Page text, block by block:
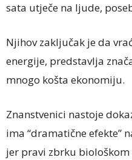
sata utječe na ljude,
Njihov zaključak je da
energije, predstavlja
mnogo košta ekonomiju.
Znanstvenici nastoje
ima “dramatične efekte”
jer pravi zbrku biološkom